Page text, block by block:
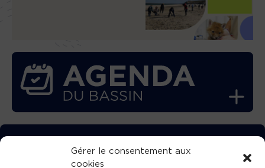
Gérer le consentement aux
cookies
TÉLÉCHARGEZ GRATUITEMENT